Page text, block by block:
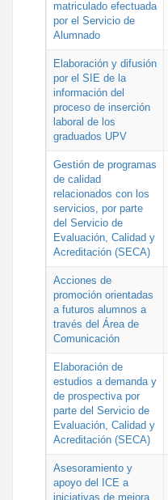
matriculado efectuada
por el Servicio de
Alumnado
Elaboración y difusión
por el SIE de la
información del
proceso de inserción
laboral de los
graduados UPV
Gestión de programas
de calidad
relacionados con los
servicios, por parte
del Servicio de
Evaluación, Calidad y
Acreditación (SECA)
Acciones de
promoción orientadas
a futuros alumnos a
través del Área de
Comunicación
Elaboración de
estudios a demanda y
de prospectiva por
parte del Servicio de
Evaluación, Calidad y
Acreditación (SECA)
Asesoramiento y
apoyo del ICE a
iniciativas de mejora